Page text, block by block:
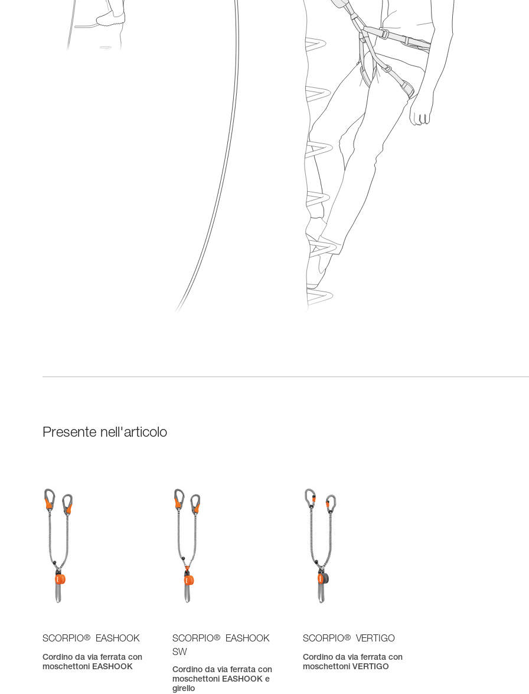
Presente nell'articolo
SCORPIO® EASHOOK
Cordino da via ferrata con
moschettoni EASHOOK
SCORPIO®
EASHOOK
SW
Cordino da via ferrata con
moschettoni EASHOOK e
girello
SCORPIO® VERTIGO
Cordino da via ferrata con
moschettoni VERTIGO